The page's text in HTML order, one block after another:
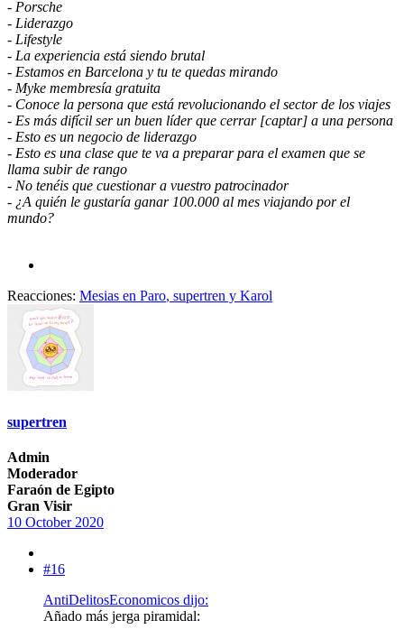
- Porsche
- Liderazgo
- Lifestyle
- La experiencia está siendo brutal
- Estamos en Barcelona y tu te quedas mirando
- Myke membresía gratuita
- Conoce la persona que está revolucionando el sector de los viajes
- Es más difícil ser un buen líder que cerrar [captar] a una persona
- Esto es un negocio de liderazgo
- Esto es una clase que te va a preparar para el examen que se
llama subir de rango
- No tenéis que cuestionar a vuestro patrocinador
- ¿A quién le gustaría ganar 100.000 al mes viajando por el
mundo?
Reacciones: Mesias en Paro, supertren y Karol
supertren
Admin
Moderador
Faraón de Egipto
Gran Visir
10 October 2020
#16
AntiDelitosEconomicos dijo:
Añado más jerga piramidal: